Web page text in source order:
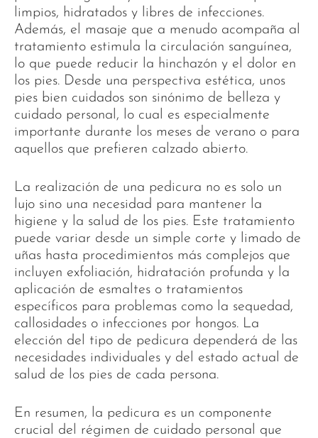
limpios, hidratados y libres de infecciones.
Además, el masaje que a menudo acompaña al
tratamiento estimula la circulación sanguínea,
lo que puede reducir la hinchazón y el dolor en
los pies. Desde una perspectiva estética, unos
pies bien cuidados son sinónimo de belleza y
cuidado personal, lo cual es especialmente
importante durante los meses de verano o para
aquellos que prefieren calzado abierto.
La realización de una pedicura no es solo un
lujo sino una necesidad para mantener la
higiene y la salud de los pies. Este tratamiento
puede variar desde un simple corte y limado de
uñas hasta procedimientos más complejos que
incluyen exfoliación, hidratación profunda y la
aplicación de esmaltes o tratamientos
específicos para problemas como la sequedad,
callosidades o infecciones por hongos. La
elección del tipo de pedicura dependerá de las
necesidades individuales y del estado actual de
salud de los pies de cada persona.
En resumen, la pedicura es un componente
crucial del régimen de cuidado personal que